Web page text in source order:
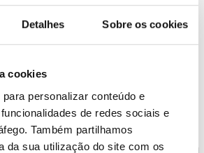
Detalhes Sobre os cookies
cookies
personalizar conteúdo e
de redes sociais e
Também partilhamos
da sua utilização do site com os
Compartilhar
do produto